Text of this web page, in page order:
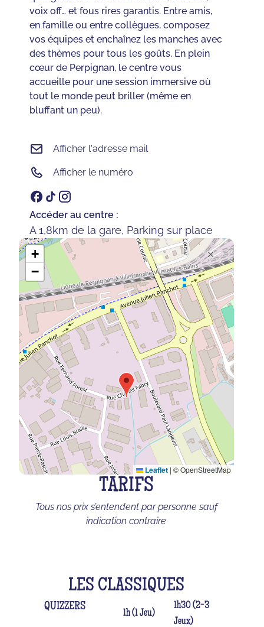
voix off… et fous rires garantis. Entre amis,
en famille ou entre collègues, composez
vos équipes et enchaînez les manches avec
des thèmes pour tous les goûts. En plein
cœur de Perpignan, le centre vous
accueille pour une session immersive où
tout le monde peut briller (même en
bluffant un peu).
Afficher l'adresse mail
Afficher le numéro
Accéder au centre :
A 1,8km de la gare, Parking sur place
+
−
Leaflet | © OpenStreetMap
TARIFS
Tous nos prix s’entendent par personne sauf
indication contraire
LES CLASSIQUES
QUIZZERS
1h (1 Jeu)
1h30 (2-3
Jeux)